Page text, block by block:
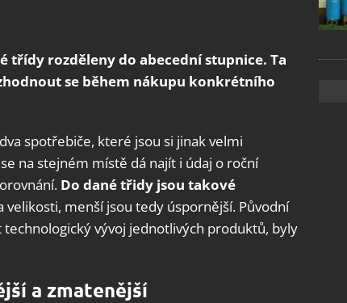
třídy rozděleny do abecední stupnice. Ta
se během nákupu konkrétního
spotřebiče, které jsou si jinak velmi
na stejném místě dá najít i údaj o roční
Do dané třidy jsou takové
velikosti, menší jsou tedy úspornější. Původní
vývoj jednotlivých produktů, byly
a zmatenější